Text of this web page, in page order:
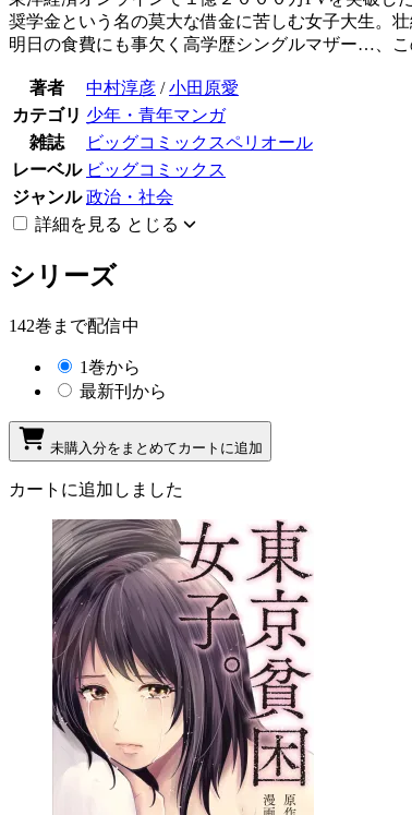
奨学金という名の莫大な借金に苦しむ女子大生。
明日の食費にも事欠く高学歴シングルマザー…、
著者 中村淳彦 /小田原愛
カテゴリ 少年・青年マンガ
雑誌
ビッグコミックスペリオール
レーベル ビッグコミックス
ジャンル 政治・社会
詳細を見る とじる
シリーズ
142巻まで配信中
1巻から
最新刊から
未購入分をまとめてカートに追加
カートに追加しました